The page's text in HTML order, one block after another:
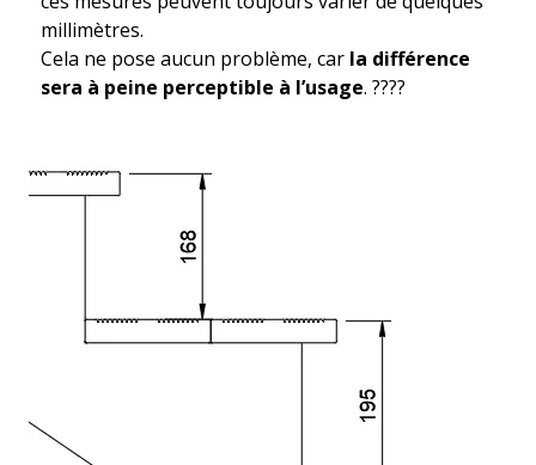
millimètres.
Cela ne pose aucun problème, car la différence
sera à peine perceptible à l’usage. ????